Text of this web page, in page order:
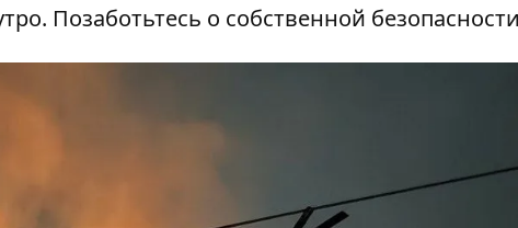
Позаботьтесь о собственной